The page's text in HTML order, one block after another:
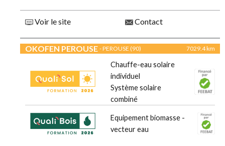
Voir le site Contact
OKOFEN PEROUSE - PEROUSE (90) 7029.4 km
Chauffe-eau solaire
individuel
Système solaire
combiné
Equipement biomasse -
vecteur eau